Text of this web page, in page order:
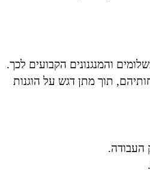
והמנגנונים הקבועים לכך.
תוך מתן דגש על הוגנות
העבודה.